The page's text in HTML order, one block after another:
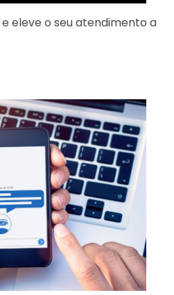
e eleve o seu atendimento a